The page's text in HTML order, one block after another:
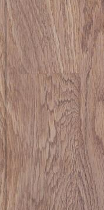
picture-2600 (6)